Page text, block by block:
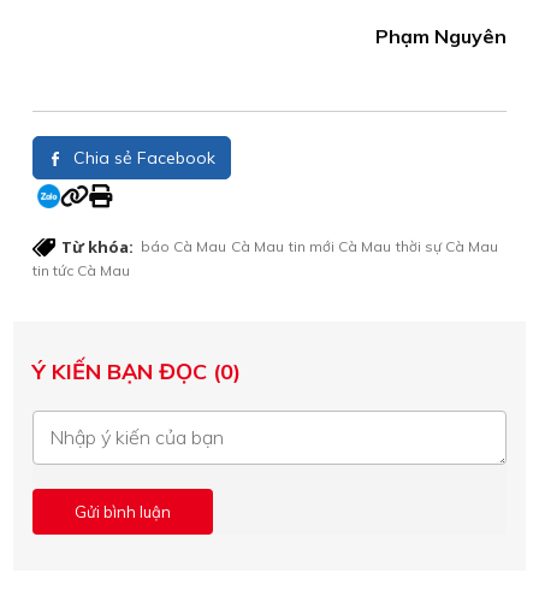
Phạm Nguyên
Chia sẻ Facebook
Từ khóa: báo Cà Mau Cà Mau tin mới Cà Mau thời sự Cà Mau
tin tức Cà Mau
Ý KIẾN BẠN ĐỌC (0)